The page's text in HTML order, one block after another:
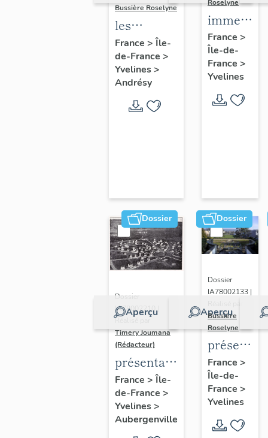
Bussière Roselyne
les
immeubles,
maisons et
fermes du
canton
d'Andrésy
France > Île-
de-France >
Yvelines>
Andrésy
Roselyne
maisons,
fermes
France >
Île-de-
France >
Yvelines
Dossier
Aperçu
Dossier
IA78002210 |
Réalisé par
Timery Joumana
(Rédacteur)
présentation
de l'étude
d'Elisabethville
France > Île-
de-France >
Yvelines>
Aubergenville
Dossier
Aperçu
Dossier
IA78002133 |
Bussière
Roselyne
du
diagnostic
et
France >
Île-de-
France >
Yvelines